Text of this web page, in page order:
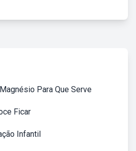
Para Que Serve
Ficar
Infantil